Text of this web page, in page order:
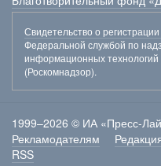
Свидетельство о
Федеральной службой по
информационных
(Роскомнадзор).
1999–2026 © ИА «Пресс-
Рекламодателям
RSS